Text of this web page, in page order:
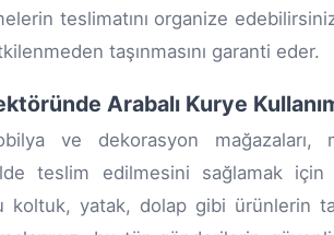
teslimatını organize
taşınmasını garanti eder.
Arabalı Kurye
ve dekorasyon mağazaları,
teslim edilmesini sağlamak için
yatak, dolap gibi ürünlerin